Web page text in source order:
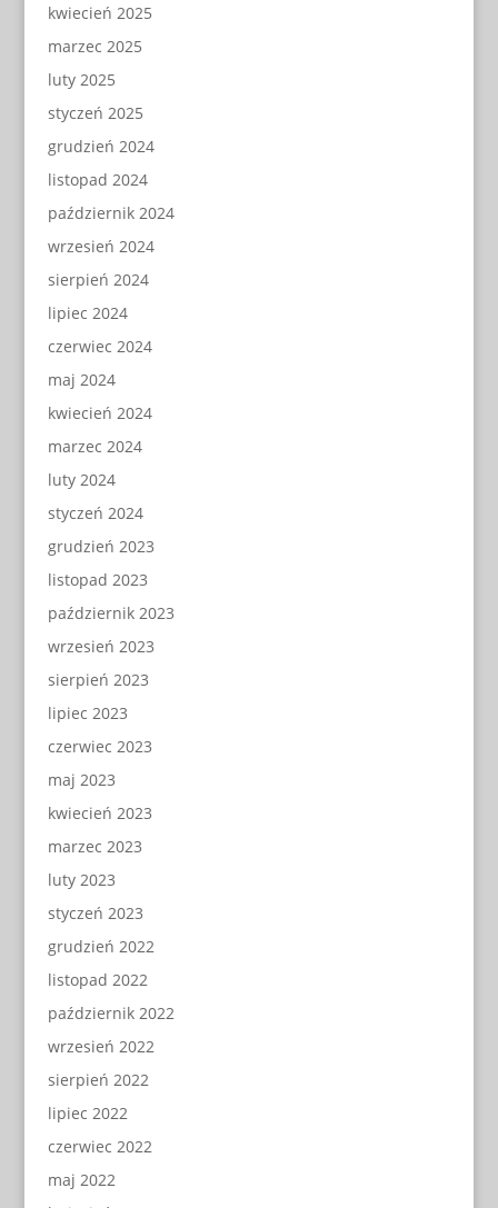
kwiecień 2025
marzec 2025
luty 2025
styczeń 2025
grudzień 2024
listopad 2024
październik 2024
wrzesień 2024
sierpień 2024
lipiec 2024
czerwiec 2024
maj 2024
kwiecień 2024
marzec 2024
luty 2024
styczeń 2024
grudzień 2023
listopad 2023
październik 2023
wrzesień 2023
sierpień 2023
lipiec 2023
czerwiec 2023
maj 2023
kwiecień 2023
marzec 2023
luty 2023
styczeń 2023
grudzień 2022
listopad 2022
październik 2022
wrzesień 2022
sierpień 2022
lipiec 2022
czerwiec 2022
maj 2022